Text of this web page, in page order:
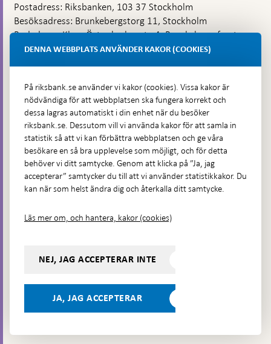
Postadress: Riksbanken, 103 37 Stockholm
Besöksadress: Brunkebergstorg 11, Stockholm
Budadress: Klara Östra kyrkogata 4, Brunkebergsfaret,
Lastplats 6
Hitta direkt
Frågor och svar-
Öppnas
i
ny
flik
Till Riksbankens webbarkiv-
Öppnas
i
ny
Presskontakt
Integritetspolicy
Följ oss på sociala medier
YouTubeDela på:
Facebook
i ny flik
Dela på:
Instagram
i ny flik
Dela
på:
Bluesky
Öppnas
DENNA WEBBPLATS ANVÄNDER KAKOR (COOKIES)
På riksbank.se använder vi kakor (cookies). Vissa kakor är
nödvändiga för att webbplatsen ska fungera korrekt och
dessa lagras automatiskt i din enhet när du besöker
riksbank.se. Dessutom vill vi använda kakor för att samla in
statistik så att vi kan förbättra webbplatsen och ge våra
besökare en så bra upplevelse som möjligt, och för detta
behöver vi ditt samtycke. Genom att klicka på ”Ja, jag
accepterar” samtycker du till att vi använder statistikkakor. Du
kan när som helst ändra dig och återkalla ditt samtycke.
Läs mer om, och hantera, kakor (cookies)
NEJ, JAG ACCEPTERAR INTE
JA, JAG ACCEPTERAR